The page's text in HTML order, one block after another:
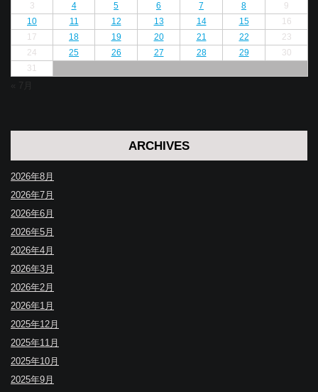
3
4 5 6 7 8
9
10
11 12 13 14 15
16
17
18 19 20 21 22
23
24
25 26 27 28 29
30
31
« 7月
ARCHIVES
2026年8月
2026年7月
2026年6月
2026年5月
2026年4月
2026年3月
2026年2月
2026年1月
2025年12月
2025年11月
2025年10月
2025年9月